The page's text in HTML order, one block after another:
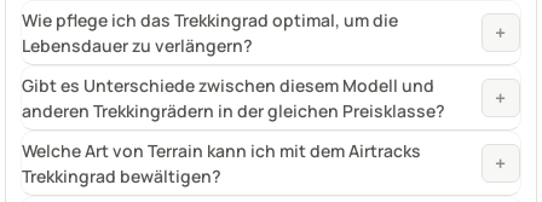
Wie pflege ich das Trekkingrad optimal, um die
Lebensdauer zu verlängern?
+
Gibt es Unterschiede zwischen diesem Modell und
anderen Trekkingrädern in der gleichen Preisklasse?
+
Welche Art von Terrain kann ich mit dem Airtracks
Trekkingrad bewältigen?
+